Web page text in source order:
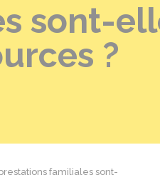
sont-
?
familiales sont-